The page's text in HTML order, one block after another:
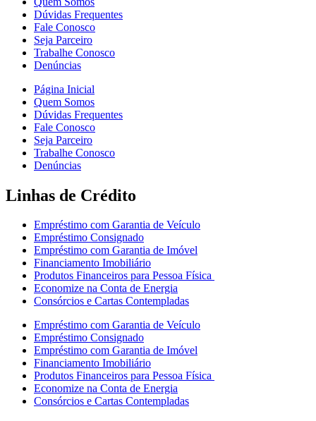
Dúvidas Frequentes
Fale Conosco
Seja Parceiro
Trabalhe Conosco
Denúncias
Página Inicial
Quem Somos
Dúvidas Frequentes
Fale Conosco
Seja Parceiro
Trabalhe Conosco
Denúncias
Linhas de Crédito
Empréstimo com Garantia de Veículo
Empréstimo Consignado
Empréstimo com Garantia de Imóvel
Financiamento Imobiliário
Produtos Financeiros para Pessoa Física
Economize na Conta de Energia
Consórcios e Cartas Contempladas
Empréstimo com Garantia de Veículo
Empréstimo Consignado
Empréstimo com Garantia de Imóvel
Financiamento Imobiliário
Produtos Financeiros para Pessoa Física
Economize na Conta de Energia
Consórcios e Cartas Contempladas